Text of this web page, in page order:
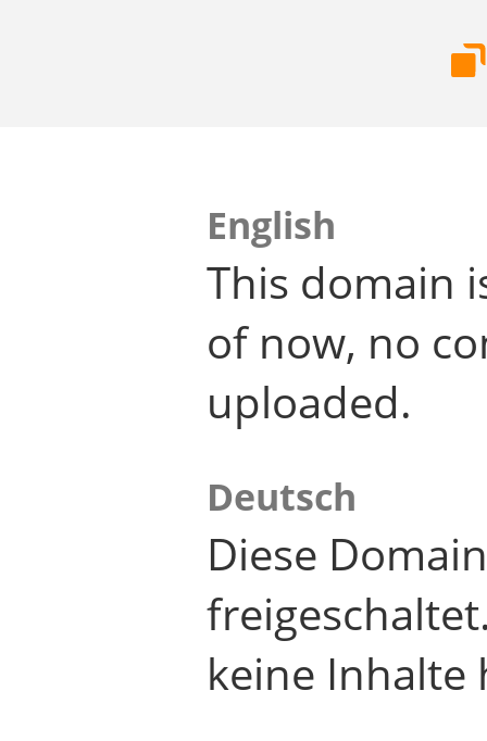
English
This domain
of now, no
uploaded.
Deutsch
Diese
keine Inhalte